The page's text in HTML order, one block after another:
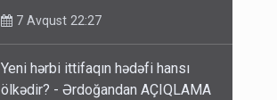
7 Avqust 22:27
Yeni hərbi ittifaqın hədəfi hansı
ölkədir? - Ərdoğandan AÇIQLAMA